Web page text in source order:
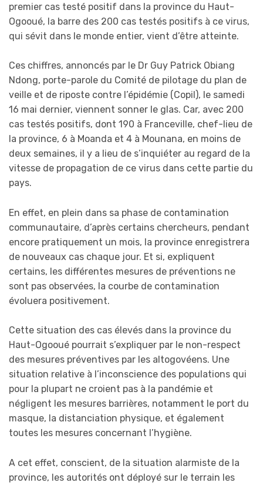
premier cas testé positif dans la province du Haut-
Ogooué, la barre des 200 cas testés positifs à ce virus,
qui sévit dans le monde entier, vient d’être atteinte.
Ces chiffres, annoncés par le Dr Guy Patrick Obiang
Ndong, porte-parole du Comité de pilotage du plan de
veille et de riposte contre l’épidémie (Copil), le samedi
16 mai dernier, viennent sonner le glas. Car, avec 200
cas testés positifs, dont 190 à Franceville, chef-lieu de
la province, 6 à Moanda et 4 à Mounana, en moins de
deux semaines, il y a lieu de s’inquiéter au regard de la
vitesse de propagation de ce virus dans cette partie du
pays.
En effet, en plein dans sa phase de contamination
communautaire, d’après certains chercheurs, pendant
encore pratiquement un mois, la province enregistrera
de nouveaux cas chaque jour. Et si, expliquent
certains, les différentes mesures de préventions ne
sont pas observées, la courbe de contamination
évoluera positivement.
Cette situation des cas élevés dans la province du
Haut-Ogooué pourrait s’expliquer par le non-respect
des mesures préventives par les altogovéens. Une
situation relative à l’inconscience des populations qui
pour la plupart ne croient pas à la pandémie et
négligent les mesures barrières, notamment le port du
masque, la distanciation physique, et également
toutes les mesures concernant l’hygiène.
A cet effet, conscient, de la situation alarmiste de la
province, les autorités ont déployé sur le terrain les